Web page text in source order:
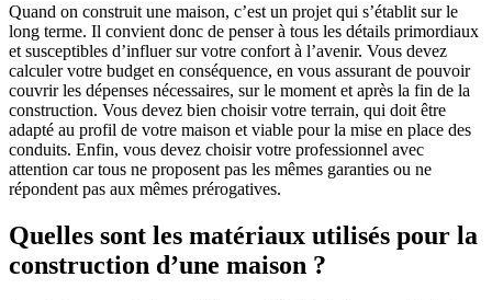
Quand on construit une maison, c’est un projet qui s’établit sur le
long terme. Il convient donc de penser à tous les détails primordiaux
et susceptibles d’influer sur votre confort à l’avenir. Vous devez
calculer votre budget en conséquence, en vous assurant de pouvoir
couvrir les dépenses nécessaires, sur le moment et après la fin de la
construction. Vous devez bien choisir votre terrain, qui doit être
adapté au profil de votre maison et viable pour la mise en place des
conduits. Enfin, vous devez choisir votre professionnel avec
attention car tous ne proposent pas les mêmes garanties ou ne
répondent pas aux mêmes prérogatives.
Quelles sont les matériaux utilisés pour la
construction d’une maison ?